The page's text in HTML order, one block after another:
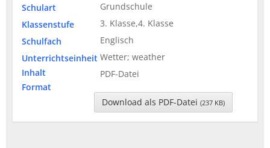
Schulart
Grundschule
Klassenstufe
3. Klasse,4. Klasse
Schulfach
Englisch
Unterrichtseinheit
Inhalt
Wetter; weather
Format
PDF-Datei
Download als PDF-Datei (237 KB)